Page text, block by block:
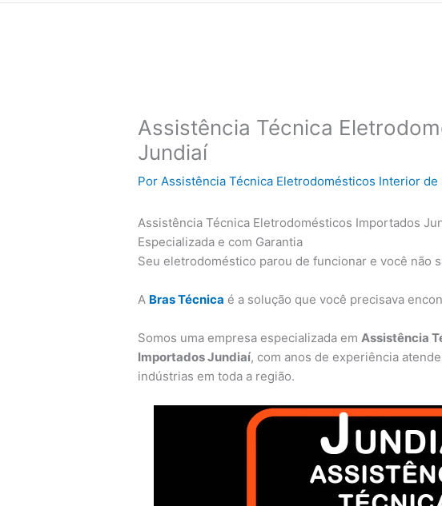
Assistência Técnica
Jundiaí
PorAssistência Técnica Eletrodomésticos Interior
Assistência Técnica Eletrodomésticos Importados
Especializada e com Garantia
Seu eletrodoméstico parou de funcionar e você não
A Bras Técnica é a solução que você precisava
Somos uma empresa especializada emAssistência
Importados Jundiaí, com anos de experiência
indústrias em toda a região.